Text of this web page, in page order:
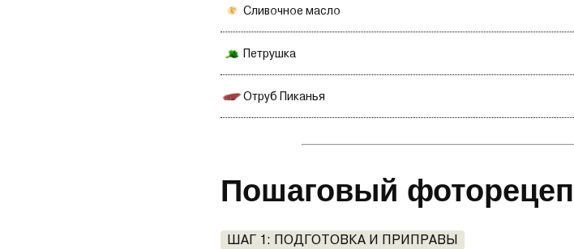
Сливочное масло
Петрушка
Отруб Пиканья
Пошаговый
ШАГ 1: ПОДГОТОВКА И ПРИПРАВЫ